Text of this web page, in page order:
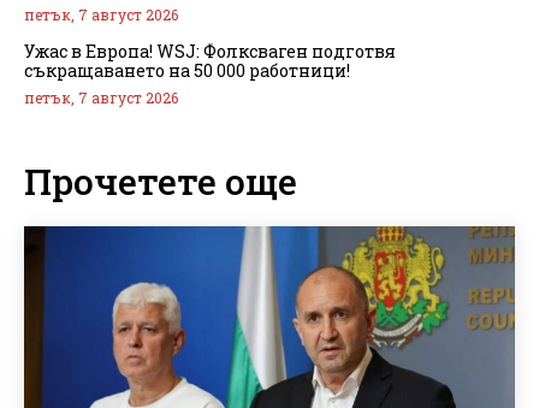
петък, 7 август 2026
Ужас в Европа! WSJ: Фолксваген подготвя
съкращаването на 50 000 работници!
петък, 7 август 2026
Прочетете още